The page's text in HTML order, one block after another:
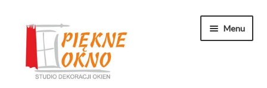
Přeskočit
navigaci
Přejít
obsahu
webu
Menu